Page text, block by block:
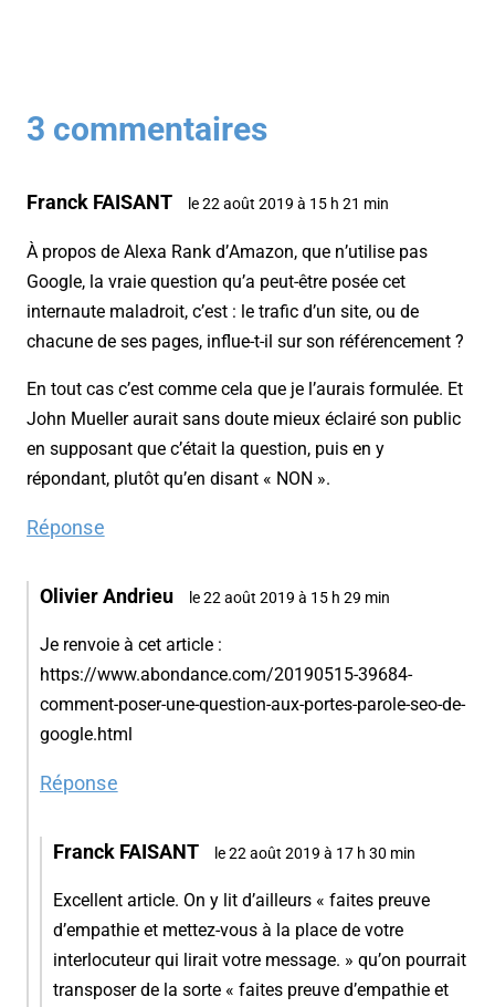
3 commentaires
Franck FAISANT le 22 août 2019 à 15 h 21 min
À propos de Alexa Rank d’Amazon, que n’utilise pas
Google, la vraie question qu’a peut-être posée cet
internaute maladroit, c’est : le trafic d’un site, ou de
chacune de ses pages, influe-t-il sur son référencement ?
En tout cas c’est comme cela que je l’aurais formulée. Et
John Mueller aurait sans doute mieux éclairé son public
en supposant que c’était la question, puis en y
répondant, plutôt qu’en disant « NON ».
Réponse
Olivier Andrieu le 22 août 2019 à 15 h 29 min
Je renvoie à cet article :
https://www.abondance.com/20190515-39684-
comment-poser-une-question-aux-portes-parole-seo-de-
google.html
Réponse
Franck FAISANT le 22 août 2019 à 17 h 30 min
Excellent article. On y lit d’ailleurs « faites preuve
d’empathie et mettez-vous à la place de votre
interlocuteur qui lirait votre message. » qu’on pourrait
transposer de la sorte « faites preuve d’empathie et